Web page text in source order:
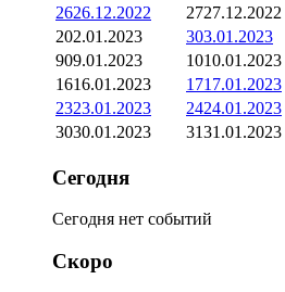
2626.12.2022 2727.12.2022
202.01.2023 303.01.2023
909.01.2023 1010.01.2023
1616.01.2023 1717.01.2023
2323.01.2023 2424.01.2023
3030.01.2023 3131.01.2023
Сегодня
Сегодня нет событий
Скоро